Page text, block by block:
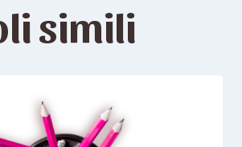
simili